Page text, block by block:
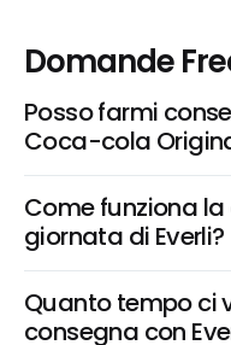
Domande
Posso farmi
Coca-cola
Come funziona
giornata di Everli?
Quanto tempo ci
consegna con